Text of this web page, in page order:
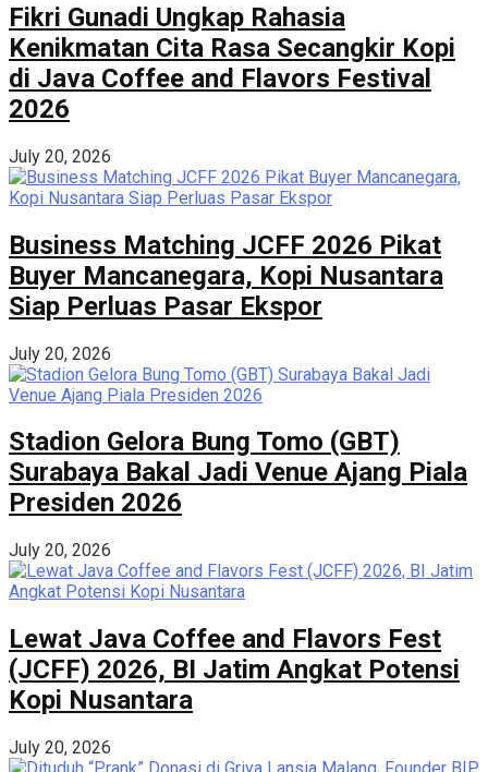
Fikri Gunadi Ungkap Rahasia
Kenikmatan Cita Rasa Secangkir Kopi
di Java Coffee and Flavors Festival
2026
July 20, 2026
Business Matching JCFF 2026 Pikat
Buyer Mancanegara, Kopi Nusantara
Siap Perluas Pasar Ekspor
July 20, 2026
Stadion Gelora Bung Tomo (GBT)
Surabaya Bakal Jadi Venue Ajang Piala
Presiden 2026
July 20, 2026
Lewat Java Coffee and Flavors Fest
(JCFF) 2026, BI Jatim Angkat Potensi
Kopi Nusantara
July 20, 2026